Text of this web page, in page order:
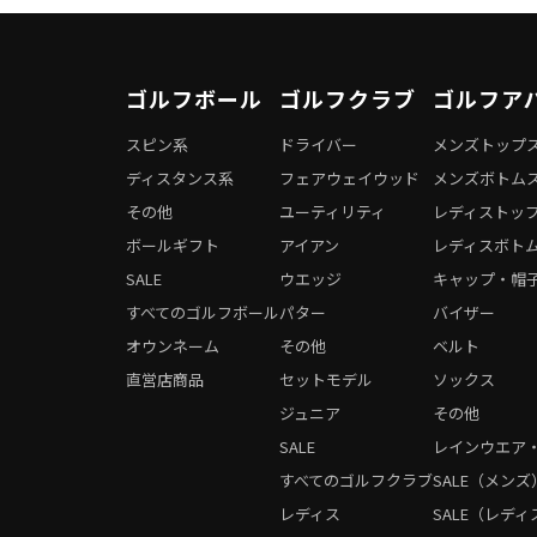
ゴルフボール
オウンネーム
直営店商品
スピン系
ディスタンス系
その他
ボールギフト
SALE
すべてのゴルフボール
ゴルフクラブ
レディス
ドライバー
フェアウェイウッド
ユーティリティ
アイアン
ウエッジ
パター
その他
セットモデル
ジュニア
SALE
すべてのゴルフクラブ
ゴルフア
メンズトップ
メンズボトム
レディストッ
レディスボト
キャップ・帽
バイザー
ベルト
ソックス
その他
レインウエア
SALE（メンズ
SALE（レディ